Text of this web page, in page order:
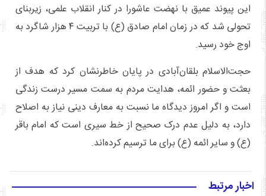
این پیوند عمیق با نهضت عاشورا در کنار انقلاب علمی، زیربنای
تحولی شد که در زمان امام صادق (ع) با تربیت ۴ هزار شاگرد به
اوج خود رسید.
حجت‌الاسلام بلقان‌آبادی در پایان خاطرنشان کرد که هدف از
بعثت و حضور ائمه، هدایت مردم به سمت مسیر درست زندگی
است و اگر امروز دیدگاه ما نسبت به معارف دینی نیاز به اصلاح
دارد، به دلیل عدم درک صحیح از خط سیری است که امام باقر
(ع) و سایر ائمه (ع) برای ما ترسیم کرده‌اند.
اخبار مرتبط